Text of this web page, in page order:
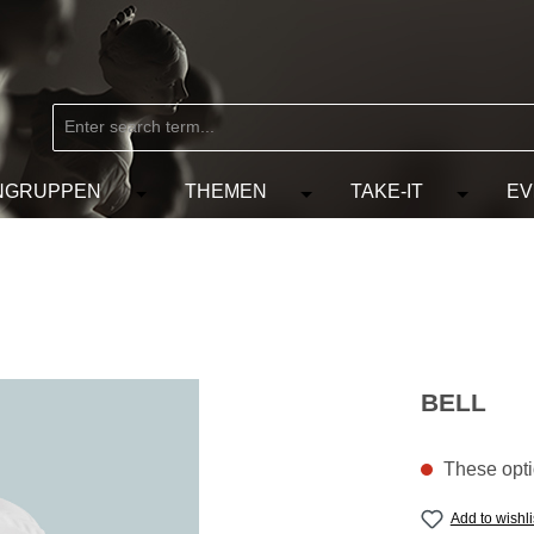
the category MARKEN
the dropdown menu from the category KÜNSTLER
Open or close the dropdown menu from the
THEMEN Open or close the
TAKE-IT Open or
BELL
These
Add to